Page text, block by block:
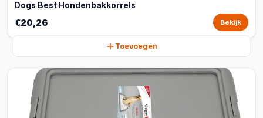
Dogs Best Hondenbakkorrels
€20,26 Bekijk
Toevoegen